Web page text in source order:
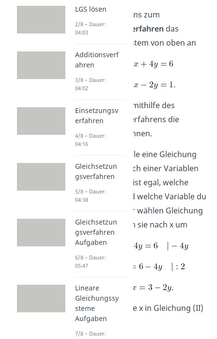
Schauen wir uns zum
Einsetzungsverfahren das
Gleichungssystem von oben an
Du sollst nun mithilfe des
Einsetzungsverfahrens die
Lösung berechnen.
Wähle eine Gleichung
aus, die du nach einer Variablen
umformst. Es ist egal, welche
Gleichung und welche Variable du
auswählst. Wir wählen Gleichung
(I) und formen sie nach x um
(I)
.
Schritt 2:
Setze x in Gleichung (II)
ein
LGS lösen
2/8 – Dauer:
04:03
Additionsverf
ahren
3/8 – Dauer:
04:02
Einsetzungsv
erfahren
4/8 – Dauer:
04:16
Gleichsetzun
gsverfahren
5/8 – Dauer:
04:38
Gleichsetzun
gsverfahren
Aufgaben
6/8 – Dauer:
05:47
Lineare
Gleichungssy
steme
Aufgaben
7/8 – Dauer: